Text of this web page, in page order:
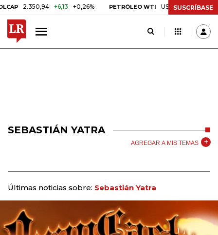
2.350,94 +6,13 +0,26% PETRÓLEO WTI US$ 78,01 US$ 2,92
SUSCRÍBASE
SEBASTIÁN YATRA
AGREGAR A MIS TEMAS
Últimas noticias sobre: Sebastián Yatra